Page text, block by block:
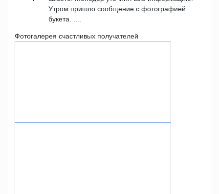
Утром пришло сообщение с фотографией
букета. ....
Фотогалерея счастливых получателей